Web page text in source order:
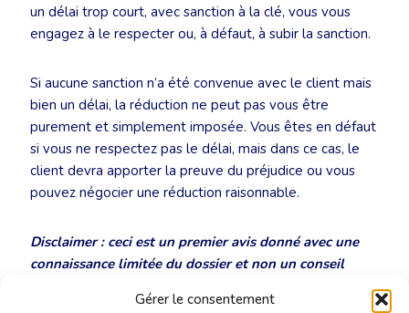
Gérer le consentement
un délai trop court, avec sanction à la clé, vous vous
engagez à le respecter ou, à défaut, à subir la sanction.
Si aucune sanction n’a été convenue avec le client mais
bien un délai, la réduction ne peut pas vous être
purement et simplement imposée. Vous êtes en défaut
si vous ne respectez pas le délai, mais dans ce cas, le
client devra apporter la preuve du préjudice ou vous
pouvez négocier une réduction raisonnable.
Disclaimer : ceci est un premier avis donné avec une
connaissance limitée du dossier et non un conseil